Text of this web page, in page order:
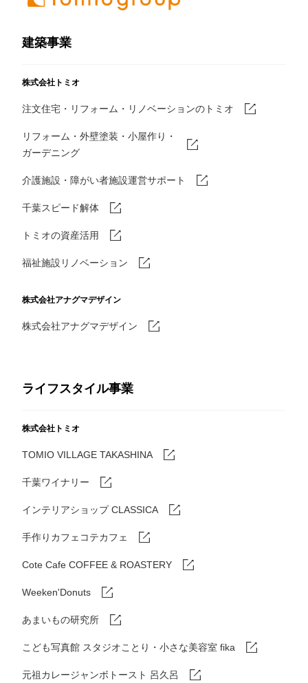
建築事業
株式会社トミオ
注文住宅・リフォーム・リノベーションのトミオ
リフォーム・外壁塗装・小屋作り・
ガーデニング
介護施設・障がい者施設運営サポート
千葉スピード解体
トミオの資産活用
福祉施設リノベーション
株式会社アナグマデザイン
株式会社アナグマデザイン
ライフスタイル事業
株式会社トミオ
TOMIO VILLAGE TAKASHINA
千葉ワイナリー
インテリアショップ CLASSICA
手作りカフェコテカフェ
Cote Cafe COFFEE & ROASTERY
Weeken'Donuts
あまいもの研究所
こども写真館 スタジオことり・小さな美容室 fika
元祖カレージャンボトースト 呂久呂